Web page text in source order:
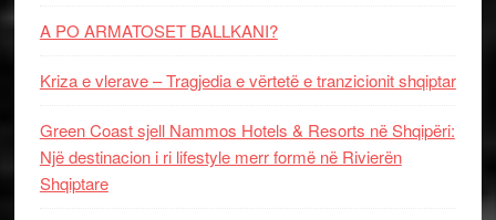
A PO ARMATOSET BALLKANI?
Kriza e vlerave – Tragjedia e vërtetë e tranzicionit shqiptar
Green Coast sjell Nammos Hotels & Resorts në Shqipëri:
Një destinacion i ri lifestyle merr formë në Rivierën
Shqiptare